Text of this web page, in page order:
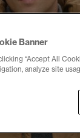
Banner
“Accept All
analyze site